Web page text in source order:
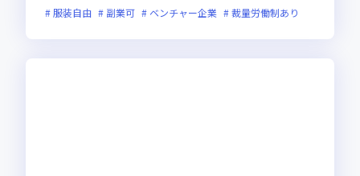
服装自由
副業可 ベンチャー企業 裁量労働制あり